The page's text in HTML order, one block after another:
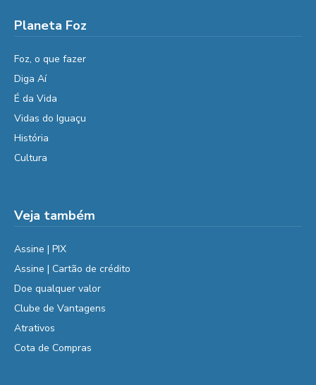
Planeta Foz
Foz, o que fazer
Diga Aí
É da Vida
Vidas do Iguaçu
História
Cultura
Veja também
Assine | PIX
Assine | Cartão de crédito
Doe qualquer valor
Clube de Vantagens
Atrativos
Cota de Compras